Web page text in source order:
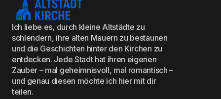
Ich liebe es, durch kleine Altstädte zu
schlendern, ihre alten Mauern zu bestaunen
und die Geschichten hinter den Kirchen zu
entdecken. Jede Stadt hat ihren eigenen
Zauber – mal geheimnisvoll, mal romantisch –
und genau diesen möchte ich hier mit dir
teilen.